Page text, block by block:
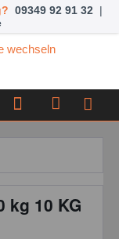
09349 92 91 32 |
kg 10 KG